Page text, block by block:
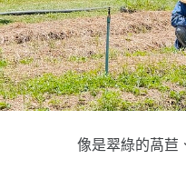
像是翠綠的萵苣